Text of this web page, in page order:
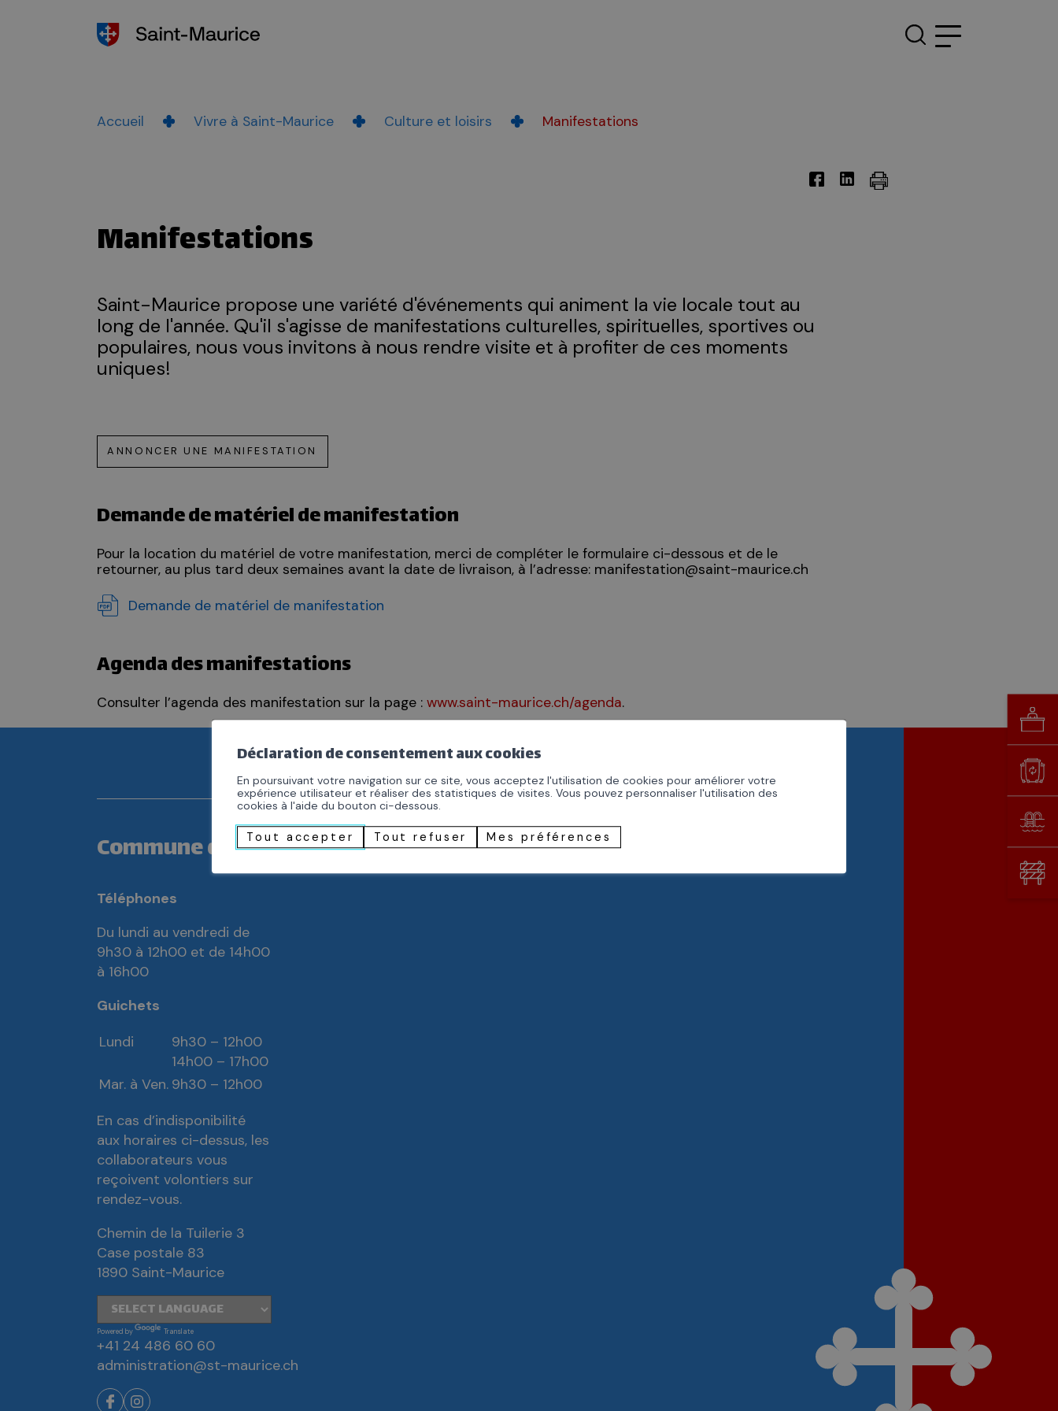
Rechercher :
Accueil Vivre à Saint-Maurice Culture et loisirs Manifestations
Manifestations
Saint-Maurice propose une variété d'événements qui animent la vie locale tout au
long de l'année. Qu'il s'agisse de manifestations culturelles, spirituelles, sportives ou
populaires, nous vous invitons à nous rendre visite et à profiter de ces moments
uniques!
ANNONCER UNE MANIFESTATION
Demande de matériel de manifestation
Pour la location du matériel de votre manifestation, merci de compléter le formulaire ci-dessous et de le
retourner, au plus tard deux semaines avant la date de livraison, à l’adresse: manifestation@saint-maurice.ch
Demande de matériel de manifestation
Agenda des manifestations
Consulter l’agenda des manifestation sur la page : www.saint-maurice.ch/agenda.
emploicontactmédias
Commune de Saint-Maurice
Chemin de la Tuilerie 3
Case postale 83
1890 Saint-Maurice
+41 24 486 60 60
administration@st-maurice.ch
Téléphones
Du lundi au vendredi de
9h30 à 12h00 et de 14h00
à 16h00
Guichets
Lundi
9h30 – 12h00
14h00 – 17h00
Mar. à Ven. 9h30 – 12h00
En cas d’indisponibilité
aux horaires ci-dessus, les
collaborateurs vous
reçoivent volontiers sur
rendez-vous.
Powered by Translate
Déclaration de consentement aux cookies
En poursuivant votre navigation sur ce site, vous acceptez l'utilisation de cookies pour améliorer votre
expérience utilisateur et réaliser des statistiques de visites. Vous pouvez personnaliser l'utilisation des
cookies à l'aide du bouton ci-dessous.
Tout accepter Tout refuser Mes préférences